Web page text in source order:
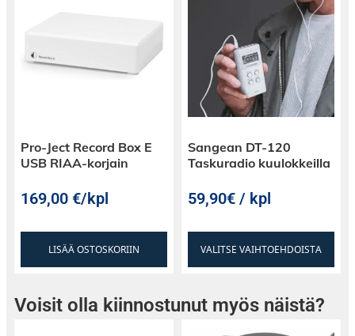
Levyn pinta-ala 520 x 450mm
Pro-Ject Record Box E
USB RIAA-korjain
169,00€/kpl
LISÄÄ OSTOSKORIIN
Sangean DT-120
Taskuradio kuulokkeilla
59,90€ / kpl
VALITSE VAIHTOEHDOISTA
Voisit olla kiinnostunut myös näistä?